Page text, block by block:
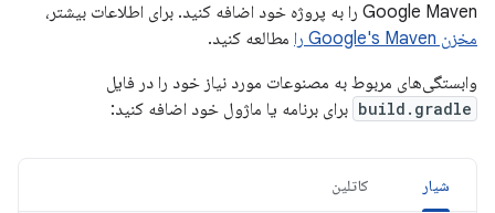
Google Maven را به پروژه خود اضافه کنید. برای اطلاعات بیشتر،
مخزن Google's Maven را
مطالعه کنید.
وابستگی‌های مربوط به مصنوعات مورد نیاز خود را در فایل
build.gradle برای برنامه یا ماژول خود اضافه کنید:
شیار کاتلین